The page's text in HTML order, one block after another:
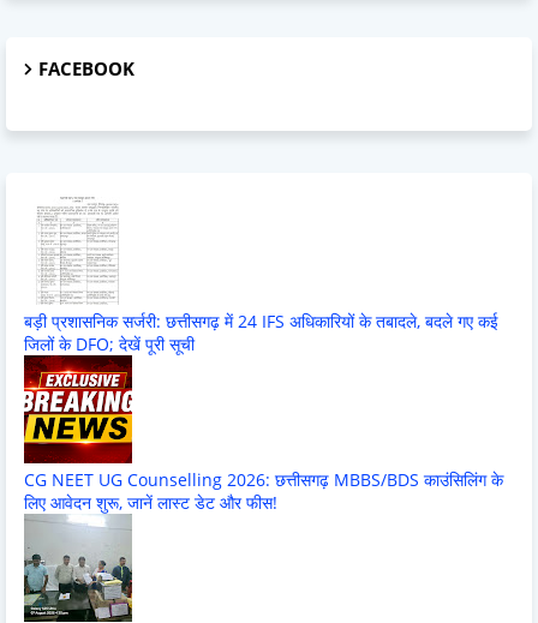
FACEBOOK
बड़ी प्रशासनिक सर्जरी: छत्तीसगढ़ में 24 IFS अधिकारियों के तबादले, बदले गए कई
जिलों के DFO; देखें पूरी सूची
CG NEET UG Counselling 2026: छत्तीसगढ़ MBBS/BDS काउंसिलिंग के
लिए आवेदन शुरू, जानें लास्ट डेट और फीस!